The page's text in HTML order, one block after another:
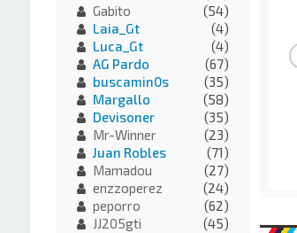
Gabito
(54)
Laia_Gt
(4)
Luca_Gt
(4)
AG Pardo
(67)
buscamin0s
(35)
Margallo
(58)
Devisoner
(35)
Mr-Winner
(23)
Juan Robles
(71)
Mamadou
(27)
enzzoperez
(24)
peporro
(62)
JJ205gti
(45)